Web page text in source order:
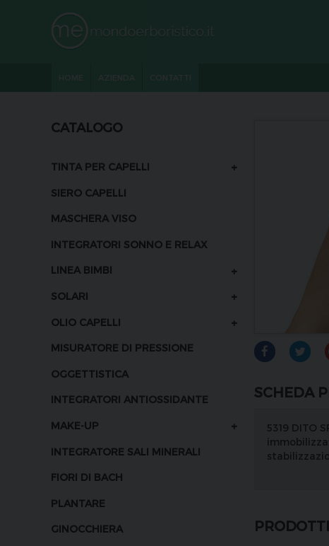
CATALOGO
TINTA PER CAPELLI +
SIERO CAPELLI
MASCHERA VISO
INTEGRATORI SONNO E RELAX
LINEA BIMBI +
SOLARI +
OLIO CAPELLI +
MISURATORE DI PRESSIONE
OGGETTISTICA
INTEGRATORI ANTIOSSIDANTE
MAKE-UP +
INTEGRATORE SALI MINERALI
FIORI DI BACH
PLANTARE
GINOCCHIERA
SCHEDA
5319 DITO